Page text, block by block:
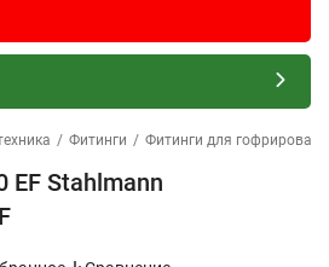
/ Фитинги / Фитинги для
EF Stahlmann